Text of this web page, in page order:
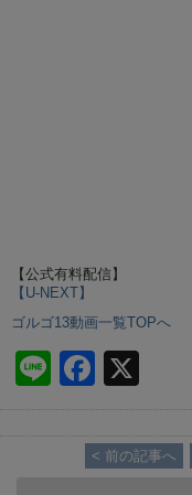
【公式有料配信】
【U-NEXT】
ゴルゴ13動画一覧TOPへ
Li
n
e
F
a
c
e
< 前の記事へ